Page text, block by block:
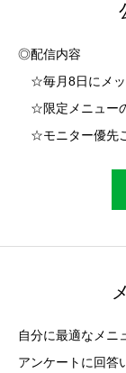
◎配信内容
☆毎月8日にメッ
☆限定メニュー
☆モニター優先
自分に最適なメニ
アンケートに回答